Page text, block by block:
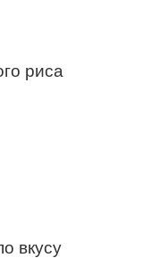
риса
вкусу